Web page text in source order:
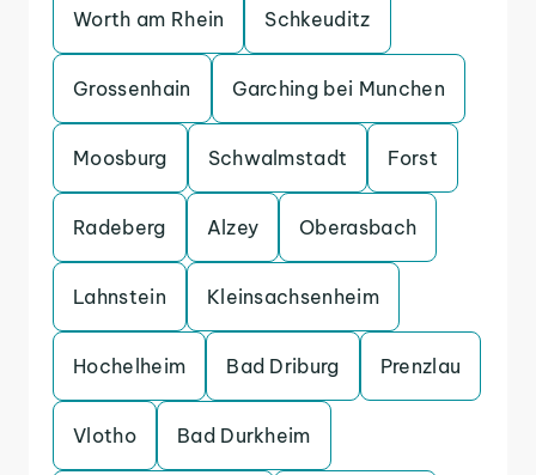
Worth am Rhein Schkeuditz
Grossenhain Garching bei Munchen
Moosburg Schwalmstadt Forst
Radeberg Alzey Oberasbach
Lahnstein Kleinsachsenheim
Hochelheim Bad Driburg Prenzlau
Vlotho Bad Durkheim